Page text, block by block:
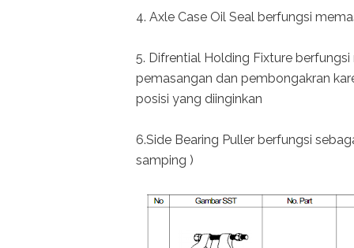
4. Axle Case Oil Seal berfungsi
5. Difrential Holding Fixture
pemasangan dan pembongakran
posisi yang diinginkan
6.Side Bearing Puller berfungsi
samping )